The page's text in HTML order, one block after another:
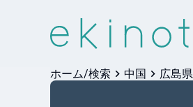
ホーム/検索 中国 広島県